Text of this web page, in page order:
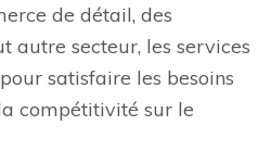
de détail, des
autre secteur, les services
satisfaire les besoins
compétitivité sur le